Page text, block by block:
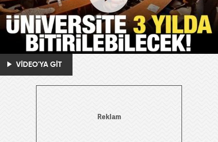
VİDEO'YA GİT